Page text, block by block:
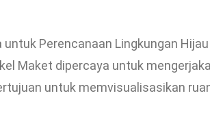
Perencanaan Lingkungan
Maket dipercaya untuk
untuk memvisualisasikan